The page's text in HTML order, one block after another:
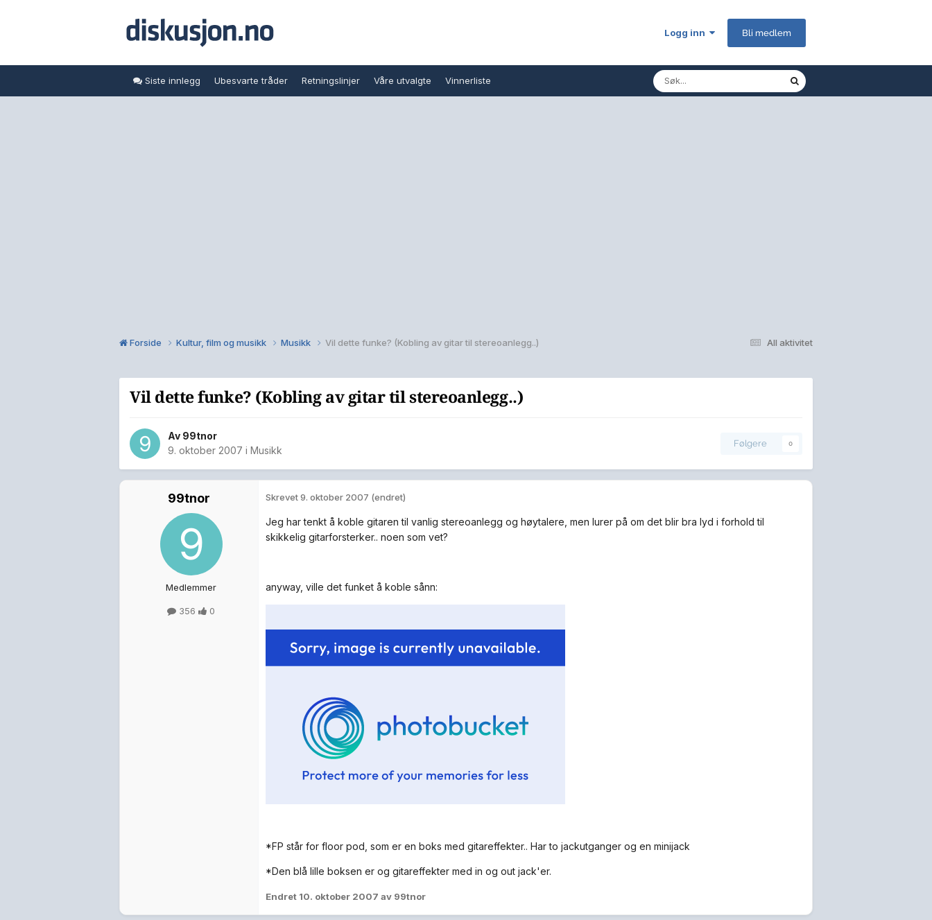
Logg inn Bli medlem
Siste innlegg Ubesvarte tråder Retningslinjer Våre utvalgte Vinnerliste
All aktivitet
Forside Kultur, film og musikk Musikk Vil dette funke? (Kobling av gitar til stereoanlegg..)
Vil dette funke? (Kobling av gitar til stereoanlegg..)
Av 99tnor
9. oktober 2007 i Musikk
Følgere 0
99tnor
Medlemmer
356 0
Skrevet9. oktober 2007 (endret)
Jeg har tenkt å koble gitaren til vanlig stereoanlegg og høytalere, men lurer på om det blir bra lyd i forhold til
skikkelig gitarforsterker.. noen som vet?
anyway, ville det funket å koble sånn:
*FP står for floor pod, som er en boks med gitareffekter.. Har to jackutganger og en minijack
*Den blå lille boksen er og gitareffekter med in og out jack'er.
Endret 10. oktober 2007 av 99tnor